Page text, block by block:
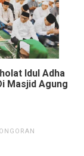
Idul Adha
Masjid Agung